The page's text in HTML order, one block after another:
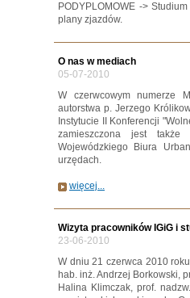
PODYPLOMOWE ->
plany zjazdów.
O nas w mediach
05-07-2010
W czerwcowym numerze
autorstwa p. Jerzego
Instytucie II Konferencji
zamieszczona jest
Wojewódzkiego Biura
urzędach.
więcej...
Wizyta pracowników IGiG i
23-06-2010
W dniu 21 czerwca 2010
hab. inż. Andrzej Borkowski,
Halina Klimczak, prof.